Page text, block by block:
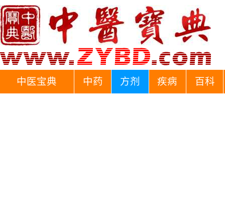
中医宝典 中药 方剂 疾病 百科